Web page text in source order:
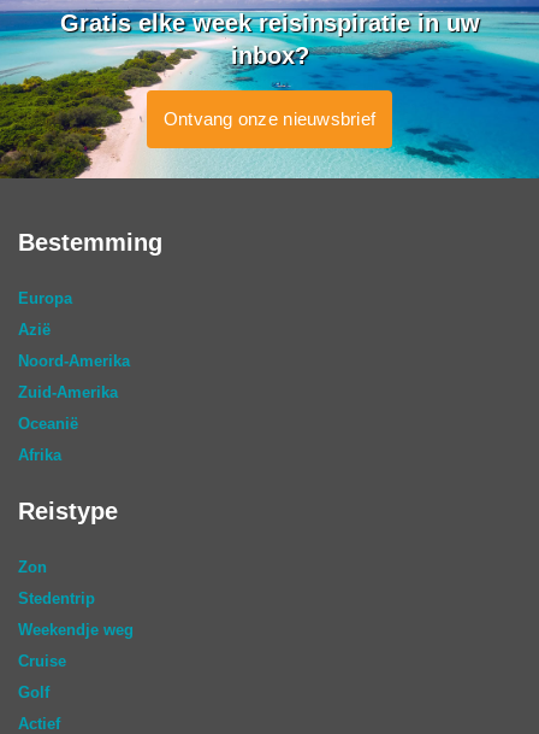
Gratis elke week reisinspiratie in uw
inbox?
Ontvang onze nieuwsbrief
Bestemming
Europa
Azië
Noord-Amerika
Zuid-Amerika
Oceanië
Afrika
Reistype
Zon
Stedentrip
Weekendje weg
Cruise
Golf
Actief